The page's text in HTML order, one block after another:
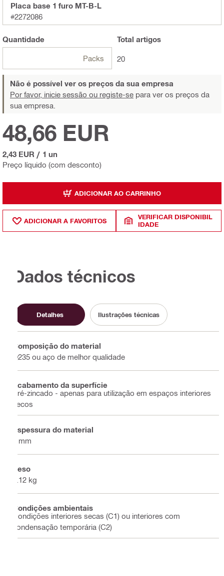
Placa base 1 furo MT-B-L
#2272086
Quantidade
Packs
Total artigos
20
Não é possível ver os preços da sua empresa
Por favor, inicie sessão ou registe-se para ver os preços da
sua empresa.
Preço líquido (com desconto)
48,66 EUR
2,43 EUR / 1 un
ADICIONAR AO CARRINHO
ADICIONAR A FAVORITOS
VERIFICAR DISPONIBIL
IDADE
Dados técnicos
Detalhes Ilustrações técnicas
Composição do material
Q235 ou aço de melhor qualidade
Acabamento da superfície
Pré-zincado - apenas para utilização em espaços interiores
secos
Espessura do material
4 mm
Peso
0.12 kg
Condições ambientais
Condições interiores secas (C1) ou interiores com
condensação temporária (C2)